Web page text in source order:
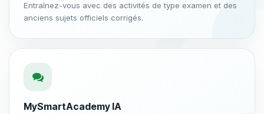
Entraînez-vous avec des activités de type examen et des
anciens sujets officiels corrigés.
MySmartAcademy IA